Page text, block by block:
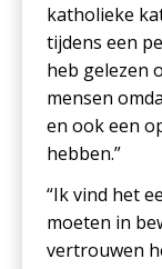
katholieke
tijdens een
heb gelezen
mensen
en ook een
hebben.”
“Ik vind het
moeten in
vertrouwen